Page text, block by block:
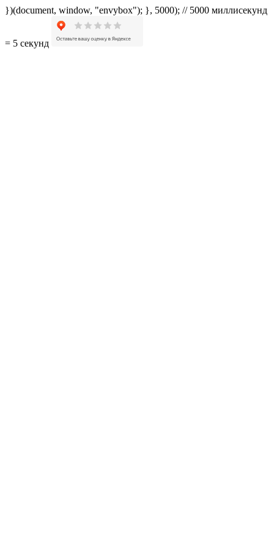
})(document, window, "envybox"); }, 5000); // 5000 миллисекунд
= 5 секунд